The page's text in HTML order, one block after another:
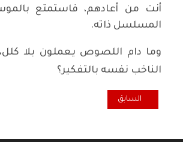
أنت من أعادهم، فاستمتع
المسلسل ذاته.
وما دام اللصوص يعملون بلا
الناخب نفسه بالتفكير؟
المقال السابق: من أينَ نبدأ..؟
السابق